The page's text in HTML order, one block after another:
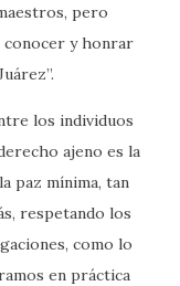
pero
conocer y honrar
los individuos
ajeno es la
paz mínima, tan
respetando los
como lo
en práctica